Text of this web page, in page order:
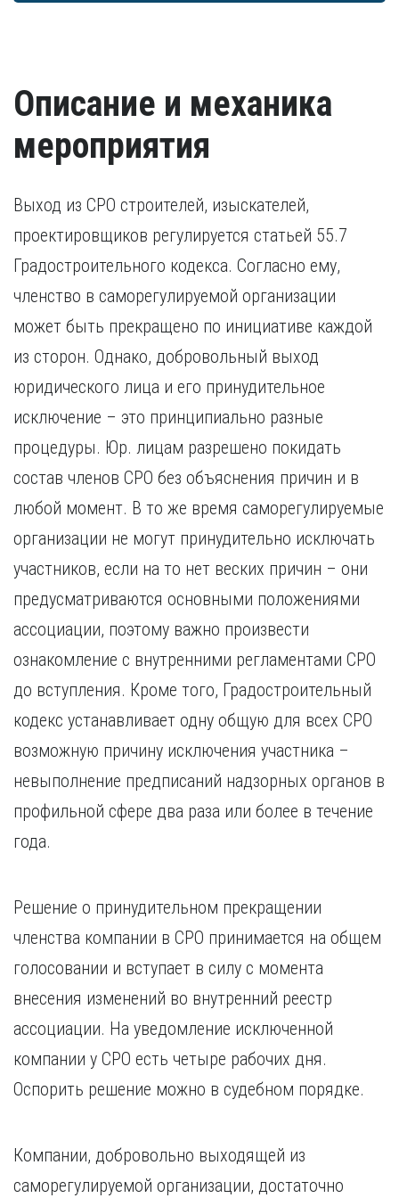
достаточно заверенной копии диплома. В остальных
квалификации в течение последних пяти лет. В случае,
если повышение квалификации проходило за пределами
иностранного образования.
Согласие на обработку персональных данных
Описание и механика
мероприятия
Выход из СРО строителей, изыскателей,
проектировщиков регулируется статьей 55.7
Градостроительного кодекса. Согласно ему,
членство в саморегулируемой организации
может быть прекращено по инициативе каждой
из сторон. Однако, добровольный выход
юридического лица и его принудительное
исключение – это принципиально разные
процедуры. Юр. лицам разрешено покидать
состав членов СРО без объяснения причин и в
любой момент. В то же время саморегулируемые
организации не могут принудительно исключать
участников, если на то нет веских причин – они
предусматриваются основными положениями
ассоциации, поэтому важно произвести
ознакомление с внутренними регламентами СРО
до вступления. Кроме того, Градостроительный
кодекс устанавливает одну общую для всех СРО
возможную причину исключения участника –
невыполнение предписаний надзорных органов в
профильной сфере два раза или более в течение
года.
Решение о принудительном прекращении
членства компании в СРО принимается на общем
голосовании и вступает в силу с момента
внесения изменений во внутренний реестр
ассоциации. На уведомление исключенной
компании у СРО есть четыре рабочих дня.
Оспорить решение можно в судебном порядке.
Компании, добровольно выходящей из
саморегулируемой организации, достаточно